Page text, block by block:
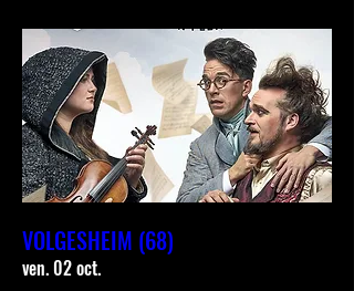
VOLGESHEIM (68)
ven. 02 oct.